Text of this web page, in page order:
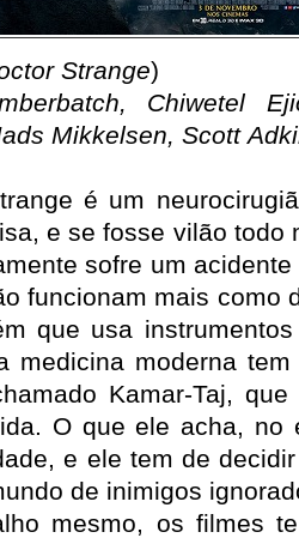
Strange)
Chiwetel
Mikkelsen, Scott
é um
e se fosse vilão todo
sofre um
funcionam mais como
que usa
medicina moderna
Kamar-Taj,
O que ele acha, no
e ele tem de
de inimigos
mesmo, os filmes